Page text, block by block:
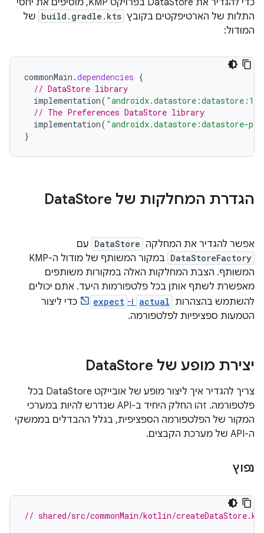
כדי להגדיר את DataStore בפרויקט KMP, מוסיפים את יחסי
התלות של הארטיפקטים בקובץ build.gradle.kts של
המודול:
commonMain .dependencies {
// DataStore library
implementation(
// The Preferences DataStore library
implementation( "androidx.datastore:datastore-
}
הגדרת המחלקות של Data Store
אפשר להגדיר את המחלקה DataStore עם
DataStoreFactory
במקור המשותף של מודול ה-KMP
המשותף. הצבת המחלקות האלה במקורות משותפים
מאפשרת לשתף אותן בכל פלטפורמות היעד. אתם יכולים
להשתמש בהצהרות actual ו- expect
כדי ליצור
הטמעות ספציפיות לפלטפורמה.
יצירת מופע של Data Store
צריך להגדיר איך ליצור מופע של אובייקט DataStore בכל
פלטפורמה. זהו החלק היחיד ב-API שנדרש להיות במערכי
המקור של הפלטפורמה הספציפית, בגלל ההבדלים בממשקי
ה-API של מערכת הקבצים.
נפוץ
// shared/src/commonMain/kotlin/createDataStore.kt